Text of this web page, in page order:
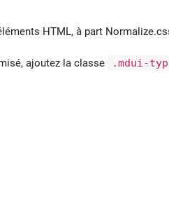
HTML, à part
ajoutez la classe .mdui-